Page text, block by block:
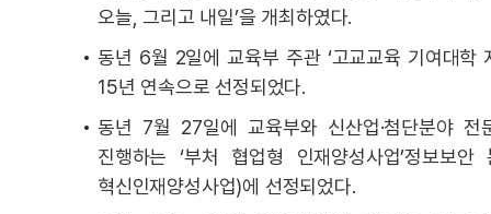
오늘, 그리고 내일’을 개최하였다.
동년 6월 2일에 교육부 주관 ‘고교교육 기여대학
15년 연속으로 선정되었다.
동년 7월 27일에 교육부와 신산업·첨단분야
진행하는 ‘부처 협업형 인재양성사업’정보보안
혁신인재양성사업)에 선정되었다.